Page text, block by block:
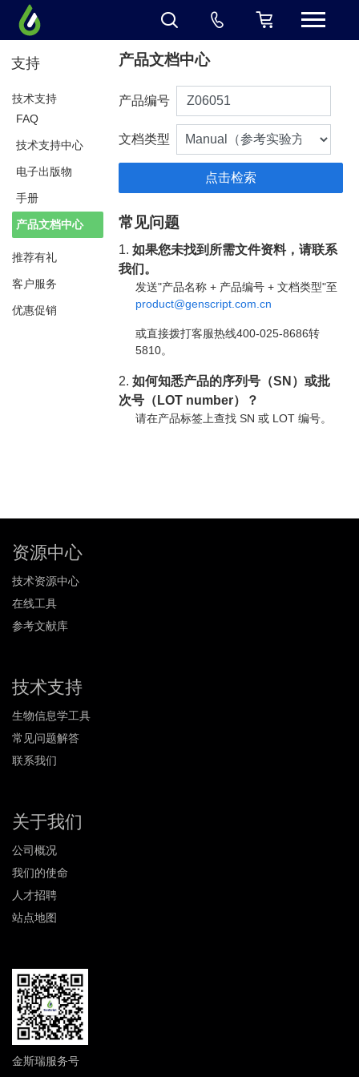
支持
技术支持
FAQ
技术支持中心
电子出版物
手册
产品文档中心
推荐有礼
客户服务
优惠促销
产品文档中心
产品编号
文档类型
常见问题
1.如果您未找到所需文件资料，请联系
我们。
发送"产品名称 + 产品编号 + 文档类型"至
product@genscript.com.cn
或直接拨打客服热线400-025-8686转
5810。
2.如何知悉产品的序列号（SN）或批
次号（LOT number）？
请在产品标签上查找 SN 或 LOT 编号。
资源中心
技术资源中心
在线工具
参考文献库
技术支持
生物信息学工具
常见问题解答
联系我们
关于我们
公司概况
我们的使命
人才招聘
站点地图
金斯瑞服务号